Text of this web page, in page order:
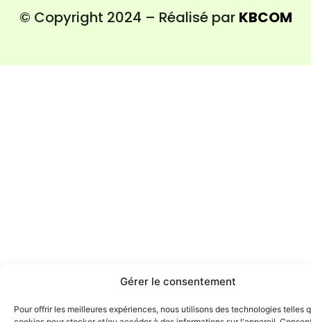
Gérer le consentement
Pour offrir les meilleures expériences, nous utilisons des technologies telles
© Copyright 2024 – Réalisé par KBCOM